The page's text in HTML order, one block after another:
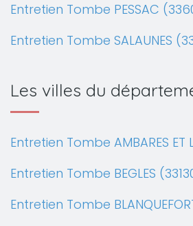
Entretien Tombe PESSAC
Entretien Tombe SALAUNES
Les villes du
Entretien Tombe AMBARES ET
Entretien Tombe BEGLES
Entretien Tombe